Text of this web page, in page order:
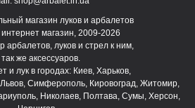
магазин луков и арбалетов
магазин, 2009-2026
арбалетов, луков и стрел к ним,
же аксессуаров.
и лук в городах: Киев, Харьков,
Симферополь, Кировоград, Житомир,
Николаев, Полтава, Сумы, Херсон,